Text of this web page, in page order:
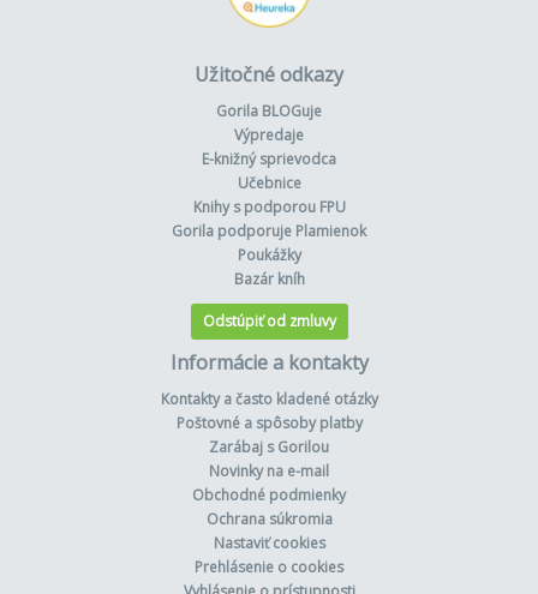
Užitočné odkazy
Gorila BLOGuje
Výpredaje
E-knižný sprievodca
Učebnice
Knihy s podporou FPU
Gorila podporuje Plamienok
Poukážky
Bazár kníh
Odstúpiť od zmluvy
Informácie a kontakty
Kontakty a často kladené otázky
Poštovné a spôsoby platby
Zarábaj s Gorilou
Novinky na e-mail
Obchodné podmienky
Ochrana súkromia
Nastaviť cookies
Prehlásenie o cookies